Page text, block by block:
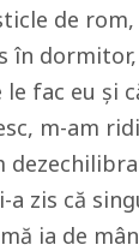
de
în
fac eu și
m-am
zis că
ia de